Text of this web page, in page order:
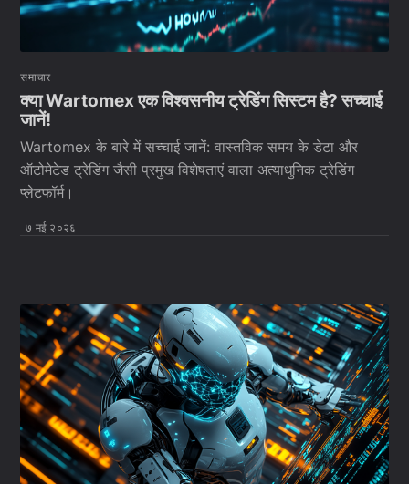
समाचार
क्या Wartomex एक विश्वसनीय ट्रेडिंग सिस्टम है? सच्चाई
जानें!
Wartomex के बारे में सच्चाई जानें: वास्तविक समय के डेटा और
ऑटोमेटेड ट्रेडिंग जैसी प्रमुख विशेषताएं वाला अत्याधुनिक ट्रेडिंग
प्लेटफॉर्म।
७ मई २०२६